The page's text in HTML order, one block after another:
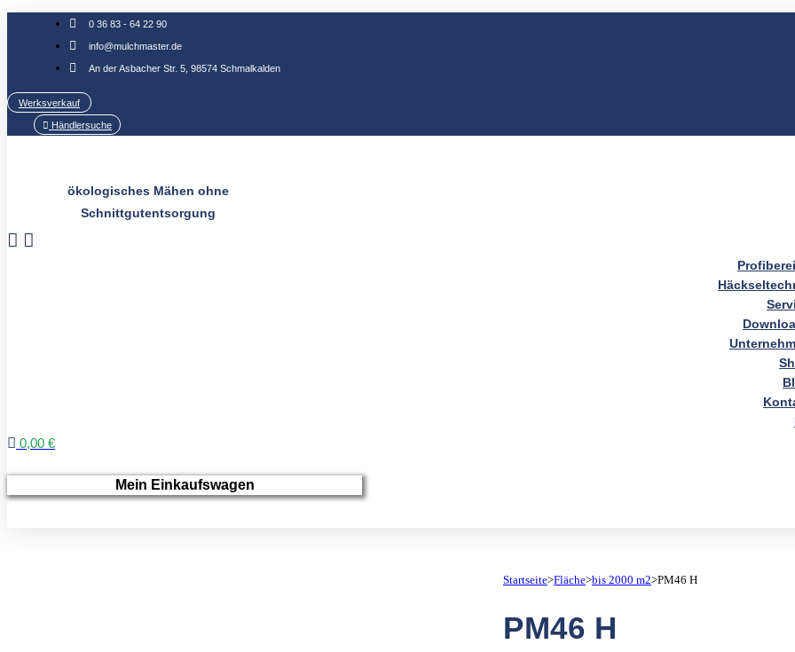
0 36 83 - 64 22 90
info@mulchmaster.de
An der Asbacher Str. 5, 98574 Schmalkalden
Werksverkauf
Händlersuche
ökologisches Mähen ohne
Schnittgutentsorgung
0,00 €
Mein Einkaufswagen
Startseite>Fläche>bis 2000 m2>PM46 H
PM46 H